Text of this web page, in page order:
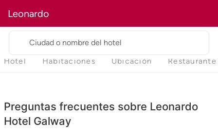
Leonardo
Ciudad o nombre del hotel
Hotel Habitaciones Ubicación Restaurante
Preguntas frecuentes sobre Leonardo
Hotel Galway